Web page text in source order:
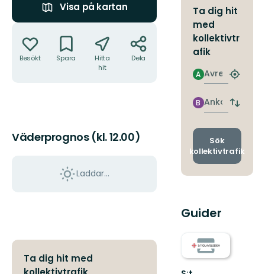
Visa på kartan
Besökt Spara
Hitta
hit
Dela
Väderprognos (kl. 12.00)
Laddar...
Ta dig hit med
Ta dig hit
med
kollektivtr
afik
Avresa
A
Hitta
Ankomst
B
Byt
och
Sök
kollektivtrafik
Guider